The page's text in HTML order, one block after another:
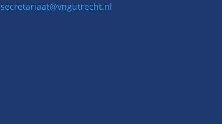
secretariaat@vngutrecht.nl